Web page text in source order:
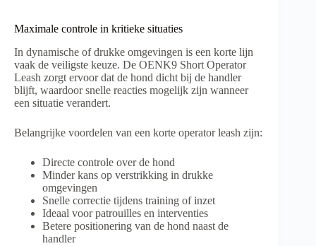
Maximale controle in kritieke situaties
In dynamische of drukke omgevingen is een korte lijn
vaak de veiligste keuze. De OENK9 Short Operator
Leash zorgt ervoor dat de hond dicht bij de handler
blijft, waardoor snelle reacties mogelijk zijn wanneer
een situatie verandert.
Belangrijke voordelen van een korte operator leash zijn:
Directe controle over de hond
Minder kans op verstrikking in drukke
omgevingen
Snelle correctie tijdens training of inzet
Ideaal voor patrouilles en interventies
Betere positionering van de hond naast de
handler